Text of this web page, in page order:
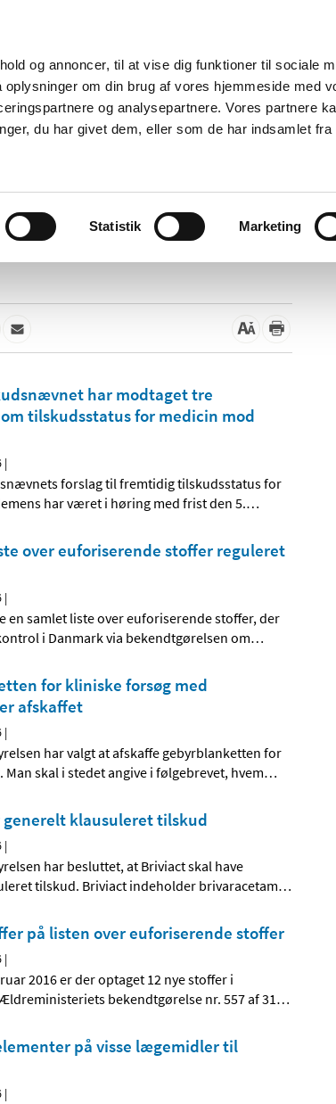
og annoncer, til at vise dig funktioner til sociale
om din brug af vores hjemmeside med
og analysepartnere. Vores partnere
du har givet dem, eller som de har indsamlet fra
Statistik Marketing
Nyheder Om os Kontakt
Tilskud og
Apoteker og salg af
har modtaget tre
tilskudsstatus for medicin mod
|
forslag til fremtidig tilskudsstatus for
har været i høring med frist den 5.…
over euforiserende stoffer reguleret
|
en samlet liste over euforiserende stoffer, der
i Danmark via bekendtgørelsen om…
for kliniske forsøg med
afskaffet
|
har valgt at afskaffe gebyrblanketten for
skal i stedet angive i følgebrevet, hvem…
generelt klausuleret tilskud
|
har besluttet, at Briviact skal have
tilskud. Briviact indeholder brivaracetam…
på listen over euforiserende stoffer
|
2016 er der optaget 12 nye stoffer i
bekendtgørelse nr. 557 af 31…
på visse lægemidler til
|